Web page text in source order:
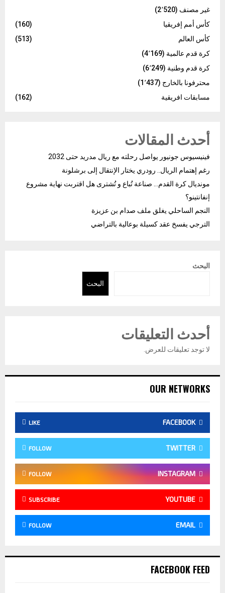
غير مصنف (2٬520)
كأس أمم إفريقيا
(160)
كأس العالم
(513)
كرة قدم عالمية (4٬169)
كرة قدم وطنية (6٬249)
محترفونا بالخارج (1٬437)
مسابقات افريقية
(162)
أحدث المقالات
فينيسيوس جونيور يواصل رحلته مع ريال مدريد حتى 2032
رغم إهتمام الريال.. رودري يختار الإنتقال إلى برشلونة
مونديال كرة القدم… صناعة تُباع و تُشترى هل اقتربت نهاية مشروع
إنفانتينو؟
النجم الساحلي يغلق ملف صدام بن عزيزة
الترجي يفسخ عقد كسيلة بوعالية بالتراضي
البحث
البحث
أحدث التعليقات
لا توجد تعليقات للعرض.
OUR NETWORKS
FACEBOOK
LIKE
TWITTER
FOLLOW
INSTAGRAM
FOLLOW
YOUTUBE
SUBSCRIBE
EMAIL
FOLLOW
FACEBOOK FEED